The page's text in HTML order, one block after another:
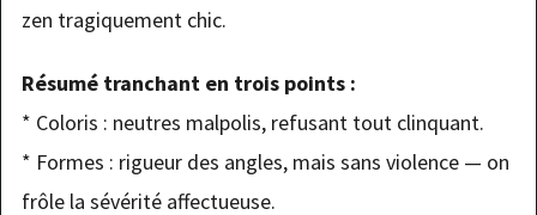
zen tragiquement chic.
Résumé tranchant en trois points :
* Coloris : neutres malpolis, refusant tout clinquant.
* Formes : rigueur des angles, mais sans violence — on
frôle la sévérité affectueuse.